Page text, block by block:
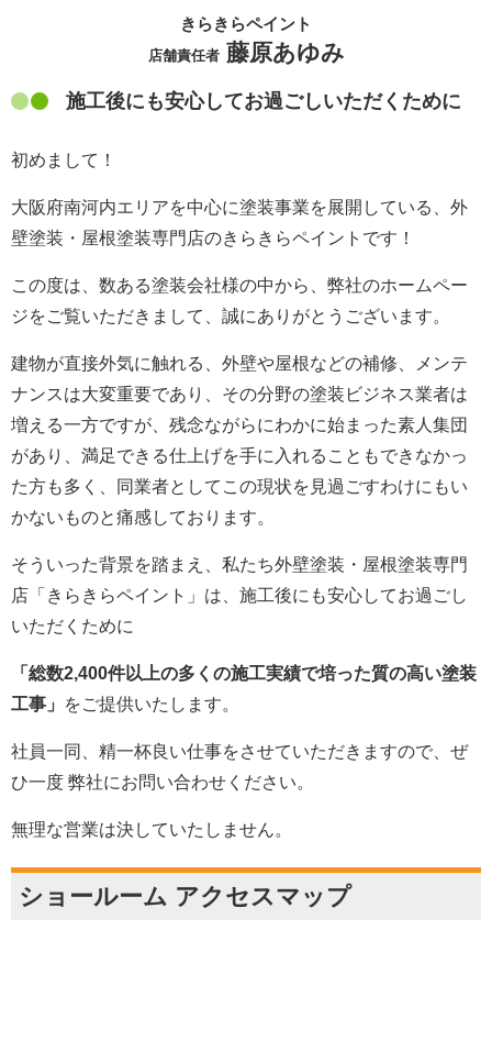
きらきらペイント
店舗責任者藤原あゆみ
施工後にも安心してお過ごしいただくために
初めまして！
大阪府南河内エリアを中心に塗装事業を展開している、外
壁塗装・屋根塗装専門店のきらきらペイントです！
この度は、数ある塗装会社様の中から、弊社のホームペー
ジをご覧いただきまして、誠にありがとうございます。
建物が直接外気に触れる、外壁や屋根などの補修、メンテ
ナンスは大変重要であり、その分野の塗装ビジネス業者は
増える一方ですが、残念ながらにわかに始まった素人集団
があり、満足できる仕上げを手に入れることもできなかっ
た方も多く、同業者としてこの現状を見過ごすわけにもい
かないものと痛感しております。
そういった背景を踏まえ、私たち外壁塗装・屋根塗装専門
店「きらきらペイント」は、施工後にも安心してお過ごし
いただくために
「総数2,400件以上の多くの施工実績で培った質の高い塗装
工事」
をご提供いたします。
社員一同、精一杯良い仕事をさせていただきますので、ぜ
ひ一度 弊社にお問い合わせください。
無理な営業は決していたしません。
ショールーム アクセスマップ